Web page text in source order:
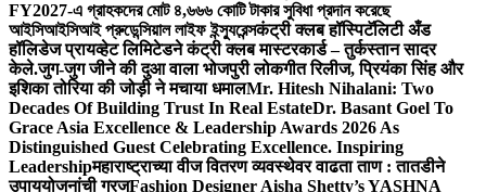
FY2027-এ গ্রাহকদের মোট ৪,৬৬৬ কোটি টাকার সুবিধা প্রদান করেছে
আইসিআইসিআই প্রুডেন্সিয়াল লাইফ ইন্স্যুরেন্সकंट्री क्लब हॉस्पिटॅलिटी अँड
हॉलिडेज प्रायव्हेट लिमिटेडने कंट्री क्लब मास्टरकार्ड – तुर्कस्तान सादर
केले.जुग-जुग जीने की दुआ वाला भोजपुरी लोकगीत रिलीज, प्रियंका सिंह और
इशिका तोरिया की जोड़ी ने मचाया धमालMr. Hitesh Nihalani: Two
Decades Of Building Trust In Real EstateDr. Basant Goel To
Grace Asia Excellence & Leadership Awards 2026 As
Distinguished Guest Celebrating Excellence. Inspiring
Leadershipमहाराष्ट्राच्या वीज वितरण व्यवस्थेवर वाढता ताण : तातडीने
उपाययोजनांची गरजFashion Designer Aisha Shetty’s YASHNA